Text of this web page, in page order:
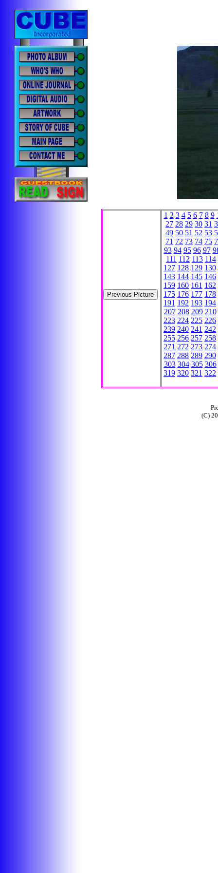
1 2 3 4 5 6 7 8 9
27 28 29 30 31
49 50 51 52 53
71 72 73 74 75
93 94 95 96 97
111 112 113 114
127 128 129 130
143 144 145 146
159 160 161 162
175 176 177 178
191 192 193 194
207 208 209 210
223 224 225 226
239 240 241 242
255 256 257 258
271 272 273 274
287 288 289 290
303 304 305 306
319 320 321 322
(C)